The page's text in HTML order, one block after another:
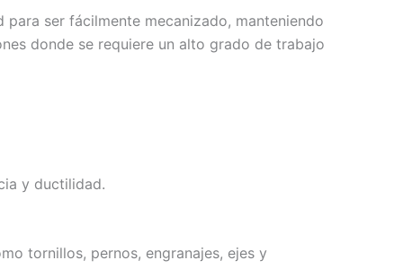
ser fácilmente mecanizado, manteniendo
donde se requiere un alto grado de trabajo
y ductilidad.
tornillos, pernos, engranajes, ejes y